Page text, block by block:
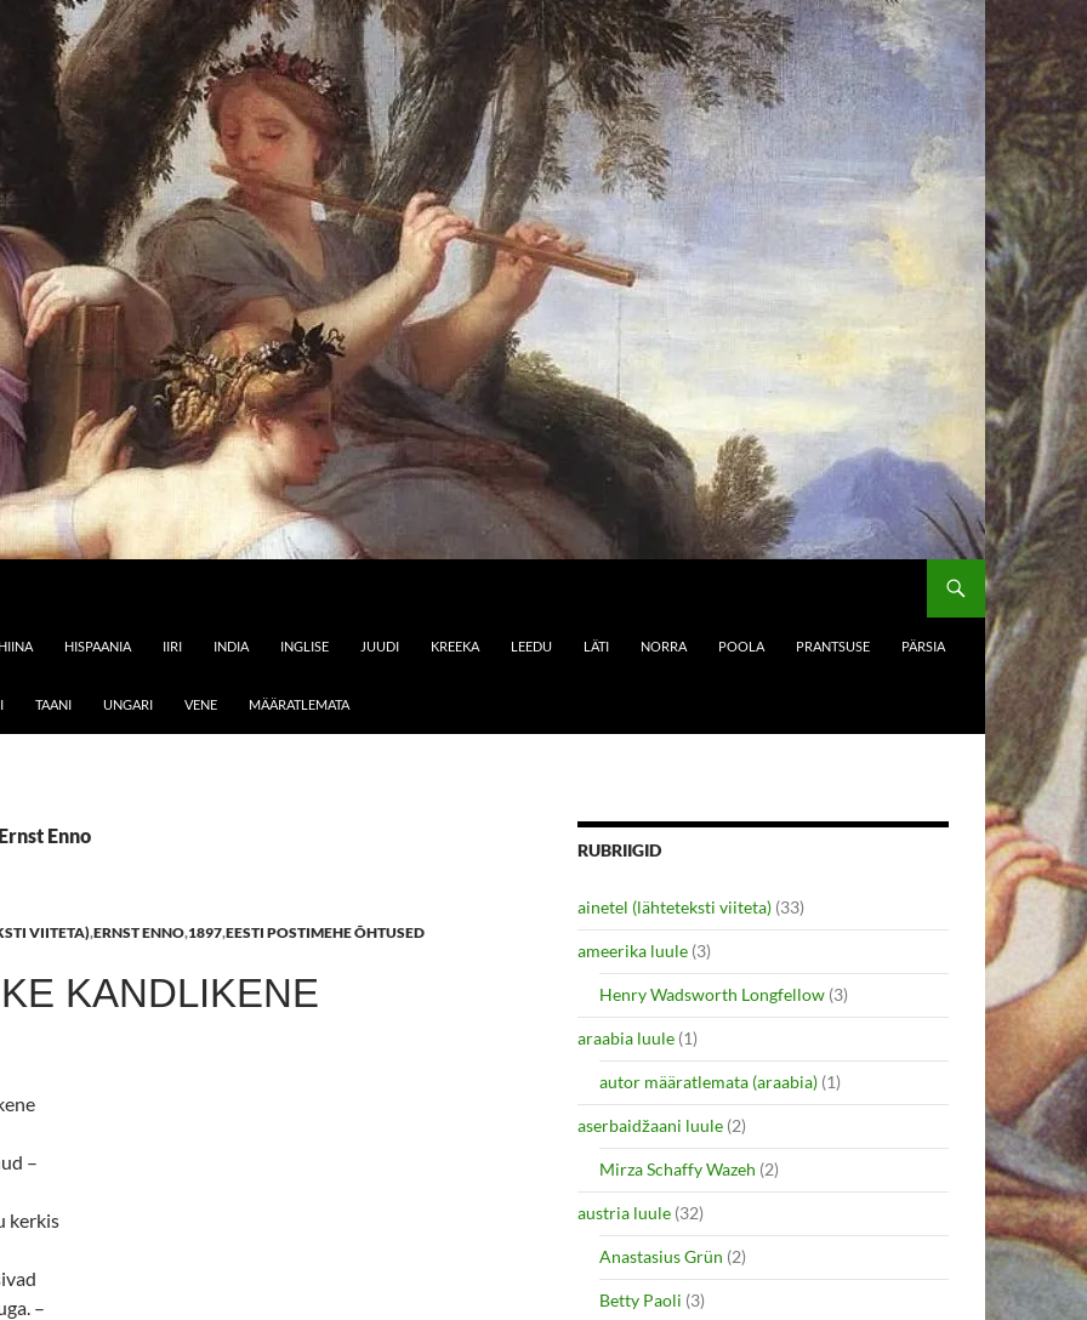
HIINA HISPAANIA IIRI INDIA INGLISE JUUDI KREEKA LEEDU LÄTI NORRA POOLA PRANTSUSE PÄRSIA
TAANI UNGARI VENE MÄÄRATLEMATA
Enno
VIITETA),ERNST ENNO,1897,EESTI POSTIMEHE ÕHTUSED
KANDLIKENE
–
kerkis
–
RUBRIIGID
ainetel (lähteteksti viiteta) (33)
ameerika luule (3)
Henry Wadsworth Longfellow (3)
araabia luule (1)
autor määratlemata (araabia) (1)
aserbaidžaani luule (2)
Mirza Schaffy Wazeh (2)
austria luule (32)
Anastasius Grün (2)
Betty Paoli (3)